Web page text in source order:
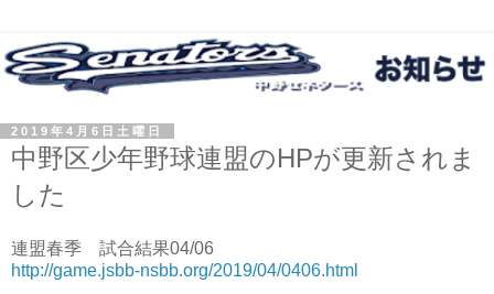
2019年4月6日土曜日
中野区少年野球連盟のHPが更新されま
した
連盟春季 試合結果04/06
http://game.jsbb-nsbb.org/2019/04/0406.html